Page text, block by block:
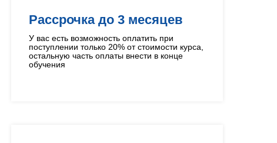
Рассрочка до 3 месяцев
У вас есть возможность оплатить при
поступлении только 20% от стоимости курса,
остальную часть оплаты внести в конце
обучения